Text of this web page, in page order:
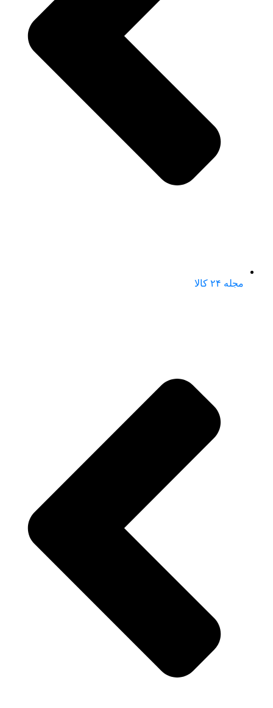
مجله ۲۴ کالا